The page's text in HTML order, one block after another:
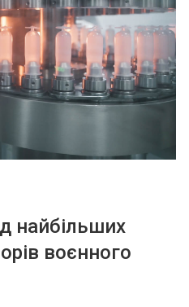
найбільших
воєнного